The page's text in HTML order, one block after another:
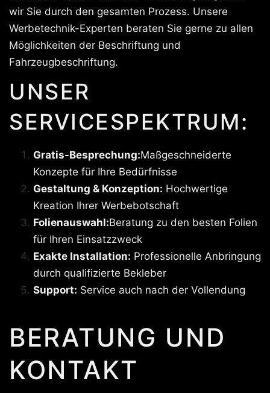
wir Sie durch den gesamten Prozess. Unsere
Werbetechnik-Experten beraten Sie gerne zu allen
Möglichkeiten der Beschriftung und
Fahrzeugbeschriftung.
UNSER
SERVICESPEKTRUM:
Gratis-Besprechung:Maßgeschneiderte
Konzepte für Ihre Bedürfnisse
Gestaltung & Konzeption: Hochwertige
Kreation Ihrer Werbebotschaft
Folienauswahl:Beratung zu den besten Folien
für Ihren Einsatzzweck
Exakte Installation: Professionelle Anbringung
durch qualifizierte Bekleber
Support: Service auch nach der Vollendung
BERATUNG UND
KONTAKT